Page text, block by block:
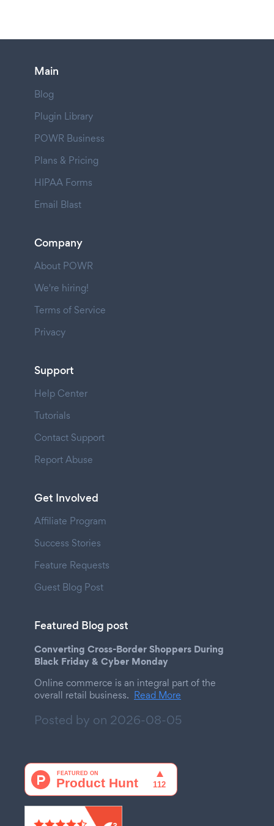
Main
Blog
Plugin Library
POWR Business
Plans & Pricing
HIPAA Forms
Email Blast
Company
About POWR
We're hiring!
Terms of Service
Privacy
Support
Help Center
Tutorials
Contact Support
Report Abuse
Get Involved
Affiliate Program
Success Stories
Feature Requests
Guest Blog Post
Featured Blog post
Converting Cross-Border Shoppers During
Black Friday & Cyber Monday
Online commerce is an integral part of the
overall retail business. Read More
Posted by on 2026-08-05